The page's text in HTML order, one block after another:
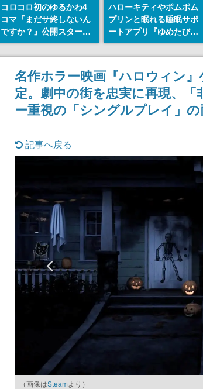
コロコロ初のゆるかわ4
コマ『まだサ終しないん
ですか？』公開スター
ト。主人公は新入社員の
侘石ダイヤ、ゲーム会社
を舞台にトラブルへ対応
する社員たちを描く
ハローキティやポムポム
プリンと眠れる睡眠サポ
ートアプリ『ゆめたび』
が配信中。キャラごとの
ASMRや目覚ましアラー
ムも搭載
名作ホラー映画『ハロウィン
定。劇中の街を忠実に再現、
ー重視の「シングルプレイ」
記事へ戻る
（画像はSteamより）